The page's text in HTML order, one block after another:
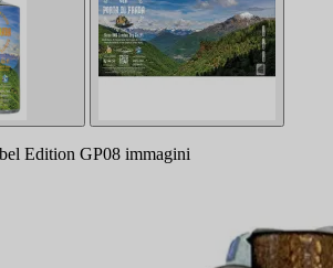
Edition GP08 immagini